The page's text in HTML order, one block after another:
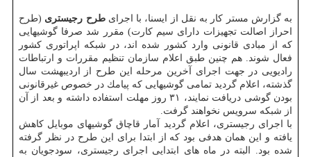
به گزارش مستر كار به نقل از ایسنا، با اجرایطرح رجیستری (طرح
احراز اصالت تجهیزات دارای سیم كارت) مقرر شد صرفا گوشیهایی
كه از مبادی قانونی وارد كشور شده اند، در شبكه اپراتوری كشور
فعال شوند. هم چنین طبق اعلام سازمان تنظیم مقررات و ارتباطات
رادیویی در جهت اجرای آخرین مرحله این طرح از اردیبهشت سال
گذشته، اعلام گردید تمامی گوشیهایی كه پیامك در خصوص غیرقانونی
بودن گوشی دریافت نمایند، ۳۱ روز مهلت استفاده داشته و بعد از آن
از شبكه سرویس نخواهند گرفت.
با اجرای رجیستری، اعلام گردید آمار قاچاق گوشیهای موبایل كاهش
یافته و این همان هدفی بود كه از ابتدا برای این طرح در نظر گرفته
شده بود. البته در ماه های ابتدایی اجرای رجیستری، سودجویان به